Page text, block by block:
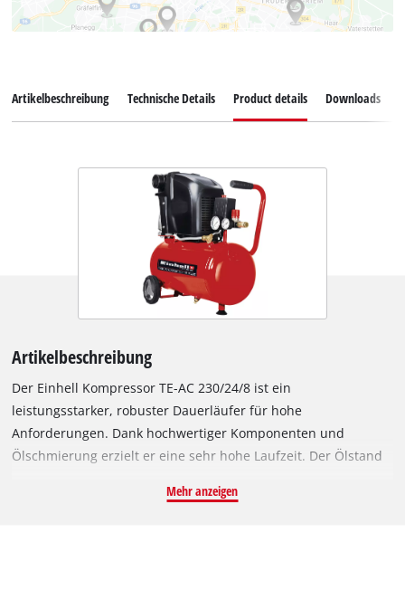
Artikelbeschreibung Technische Details Product details Downloads
Artikelbeschreibung
Der Einhell Kompressor TE-AC 230/24/8 ist ein
leistungsstarker, robuster Dauerläufer für hohe
Anforderungen. Dank hochwertiger Komponenten und
Ölschmierung erzielt er eine sehr hohe Laufzeit. Der Ölstand
Druckminderer lässt sich der Arbeitsdruck von bis zu 8 bar
Mehr anzeigen